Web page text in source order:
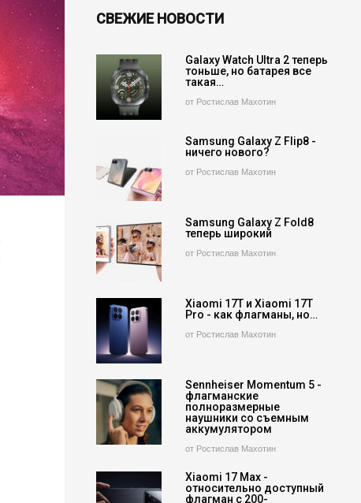
СВЕЖИЕ НОВОСТИ
Galaxy Watch Ultra 2 теперь
тоньше, но батарея все
такая…
от Ростислав Махотин
Samsung Galaxy Z Flip8 -
ничего нового?
от Ростислав Махотин
Samsung Galaxy Z Fold8
теперь широкий
от Ростислав Махотин
Xiaomi 17T и Xiaomi 17T
Pro - как флагманы, но…
от Ростислав Махотин
Sennheiser Momentum 5 -
флагманские
полноразмерные
наушники со съемным
аккумулятором
от Ростислав Махотин
Xiaomi 17 Max -
относительно доступный
флагман с 200-